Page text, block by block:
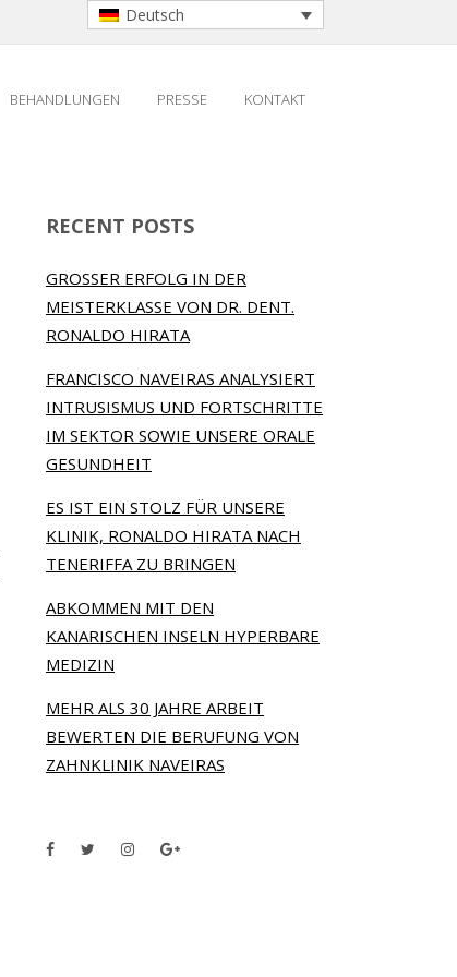
Deutsch
BEHANDLUNGEN PRESSE KONTAKT
RECENT POSTS
GROSSER ERFOLG IN DER
MEISTERKLASSE VON DR. DENT.
RONALDO HIRATA
FRANCISCO NAVEIRAS ANALYSIERT
INTRUSISMUS UND FORTSCHRITTE
IM SEKTOR SOWIE UNSERE ORALE
GESUNDHEIT
ES IST EIN STOLZ FÜR UNSERE
KLINIK, RONALDO HIRATA NACH
TENERIFFA ZU BRINGEN
ABKOMMEN MIT DEN
KANARISCHEN INSELN HYPERBARE
MEDIZIN
MEHR ALS 30 JAHRE ARBEIT
BEWERTEN DIE BERUFUNG VON
ZAHNKLINIK NAVEIRAS